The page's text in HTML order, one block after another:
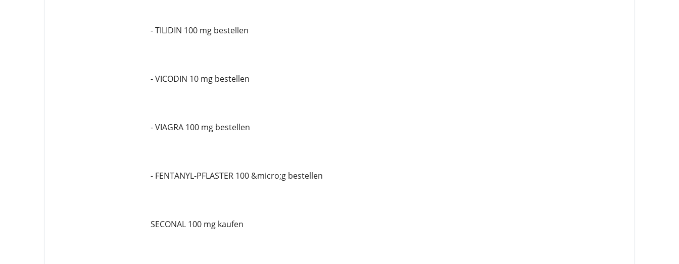
- TILIDIN 100 mg bestellen
- VICODIN 10 mg bestellen
- VIAGRA 100 mg bestellen
- FENTANYL-PFLASTER 100 &micro;g bestellen
SECONAL 100 mg kaufen